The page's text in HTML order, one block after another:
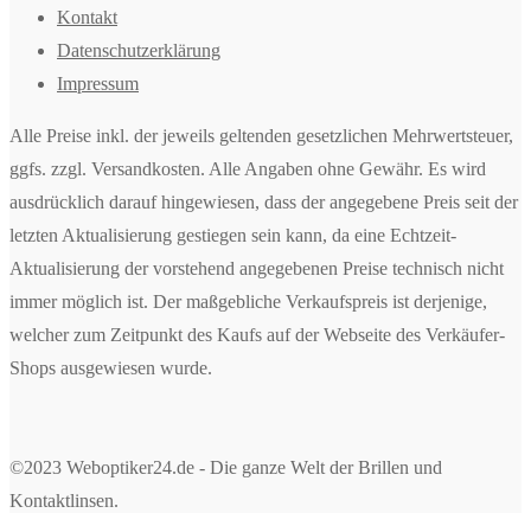
Kontakt
Datenschutzerklärung
Impressum
Alle Preise inkl. der jeweils geltenden gesetzlichen Mehrwertsteuer,
ggfs. zzgl. Versandkosten. Alle Angaben ohne Gewähr. Es wird
ausdrücklich darauf hingewiesen, dass der angegebene Preis seit der
letzten Aktualisierung gestiegen sein kann, da eine Echtzeit-
Aktualisierung der vorstehend angegebenen Preise technisch nicht
immer möglich ist. Der maßgebliche Verkaufspreis ist derjenige,
welcher zum Zeitpunkt des Kaufs auf der Webseite des Verkäufer-
Shops ausgewiesen wurde.
©2023 Weboptiker24.de - Die ganze Welt der Brillen und
Kontaktlinsen.